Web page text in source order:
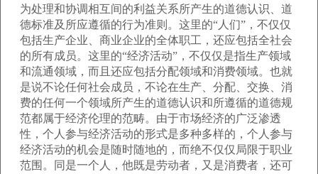
为处理和协调相互间的利益关系所产生的道德认识、道
德标准及所应遵循的行为准则。这里的“人们”，不仅仅
包括生产企业、商业企业的全体职工，还应包括全社会
的所有成员。这里的“经济活动”，不仅仅是指生产领域
和流通领域，而且还应包括分配领域和消费领域。也就
是说不论任何社会成员，不论在生产、分配、交换、消
费的任何一个领域所产生的道德认识和所遵循的道德规
范都属于经济伦理的范畴。由于市场经济的广泛渗透
性，个人参与经济活动的形式是多种多样的，个人参与
经济活动的机会是随时随地的，而绝不仅仅局限于职业
范围。同是一个人，他既是劳动者，又是消费者，还可